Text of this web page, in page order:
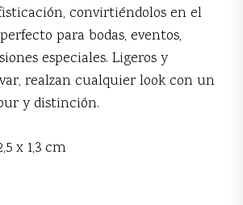
convirtiéndolos en el
para bodas, eventos,
especiales. Ligeros y
realzan cualquier look con un
y distinción.
x 1,3 cm